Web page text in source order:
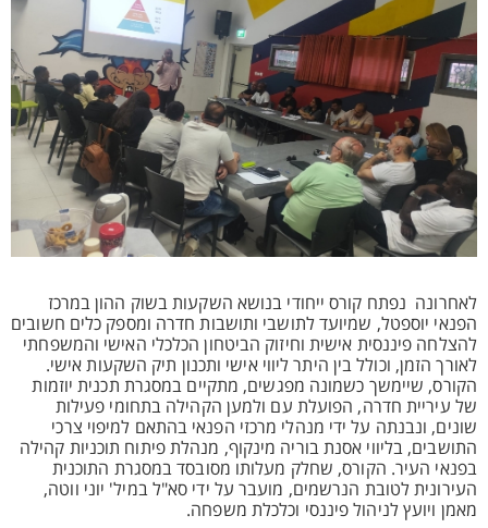
לאחרונה נפתח קורס ייחודי בנושא השקעות בשוק ההון במרכז
הפנאי יוספטל, שמיועד לתושבי ותושבות חדרה ומספק כלים חשובים
להצלחה פיננסית אישית וחיזוק הביטחון הכלכלי האישי והמשפחתי
לאורך הזמן, וכולל בין היתר ליווי אישי ותכנון תיק השקעות אישי.
הקורס, שיימשך כשמונה מפגשים, מתקיים במסגרת תכנית יוזמות
של עיריית חדרה, הפועלת עם ולמען הקהילה בתחומי פעילות
שונים, ונבנתה על ידי מנהלי מרכזי הפנאי בהתאם למיפוי צרכי
התושבים, בליווי אסנת בוריה מינקוף, מנהלת פיתוח תוכניות קהילה
בפנאי העיר. הקורס, שחלק מעלותו מסובסד במסגרת התוכנית
העירונית לטובת הנרשמים, מועבר על ידי סא"ל במיל' יוני ווטה,
מאמן ויועץ לניהול פיננסי וכלכלת משפחה.